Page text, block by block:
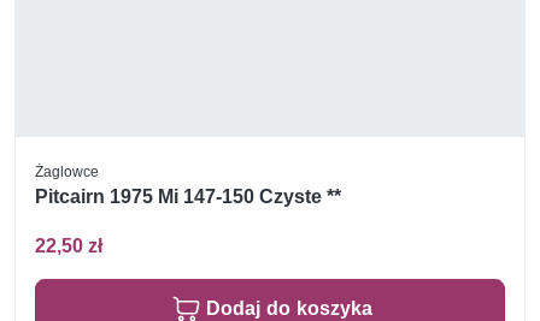
Żaglowce
Pitcairn 1975 Mi 147-150 Czyste **
22,50 zł
Dodaj do koszyka